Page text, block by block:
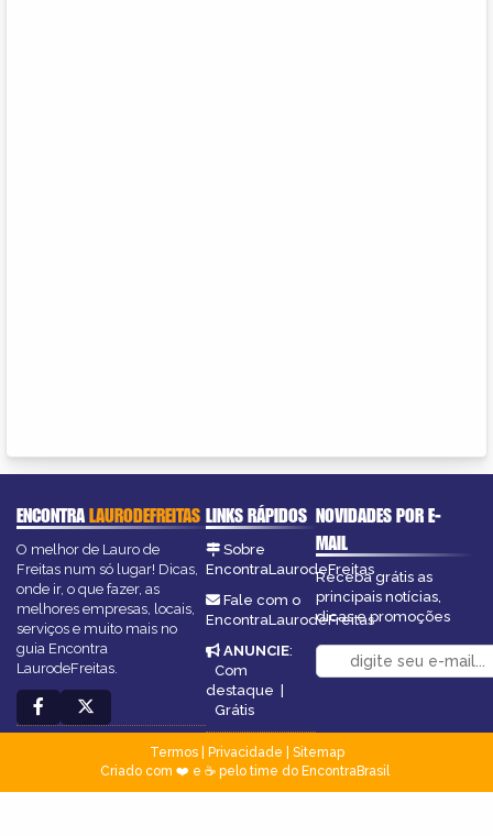
ENCONTRALAURODEFREITAS
O melhor de Lauro de
Freitas num só lugar! Dicas,
onde ir, o que fazer, as
melhores empresas, locais,
serviços e muito mais no
guia Encontra
LaurodeFreitas.
LINKS RÁPIDOS
Sobre
EncontraLaurodeFreitas
Fale com o
EncontraLaurodeFreitas
ANUNCIE:
Com
destaque |
Grátis
NOVIDADES POR E-
MAIL
Receba grátis as
principais notícias,
dicas e promoções
Termos| Privacidade
Sitemap
Criado com ❤️ e ☕ pelo time do EncontraBrasil